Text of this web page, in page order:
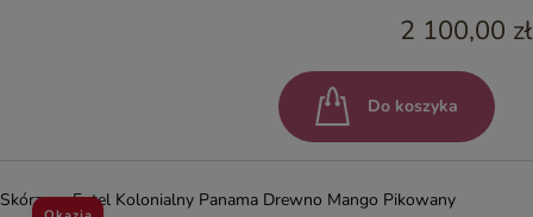
2 100,00 zł
Do koszyka
Skórzany Fotel Kolonialny Panama Drewno Mango Pikowany